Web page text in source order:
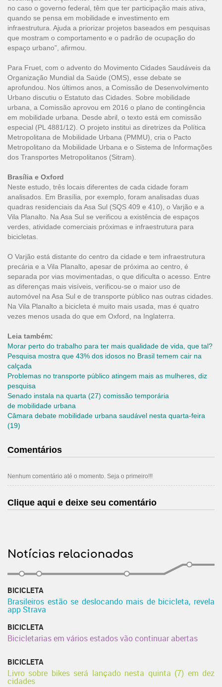
no caso o governo federal, têm que ter participação mais ativa,
quando se pensa em mobilidade e investimento em
infraestrutura. Ajuda a priorizar projetos baseados em pesquisas
que mostram o comportamento e o padrão de ocupação do
espaço urbano”, afirmou.
Para Fruet, com o advento do Movimento Cidades Saudáveis da
Organização Mundial da Saúde (OMS), esse debate se
aprofundou. Nos últimos anos, a Comissão de Desenvolvimento
Urbano discutiu o Estatuto das Cidades. Sobre mobilidade
urbana, a Comissão aprovou em 2016 o plano de contingência
em mobilidade urbana. Desde abril, o texto está em comissão
especial (PL 4881/12). O projeto institui as diretrizes da Política
Metropolitana de Mobilidade Urbana (PMMU), cria o Pacto
Metropolitano da Mobilidade Urbana e o Sistema de Informações
dos Transportes Metropolitanos (Sitram).
Brasília e Oxford
Neste estudo, três locais diferentes de cada cidade foram
analisados. Em Brasília, por exemplo, foram analisadas duas
quadras residenciais da Asa Sul (SQS 409 e 410), o Varjão e a
Vila Planalto. Na Asa Sul se verificou a existência de espaços
verdes, atividade comerciais próximas e infraestrutura para
bicicletas.
O Varjão está distante do centro da cidade e tem infraestrutura
precária e a Vila Planalto, apesar de próxima ao centro, é
separada por vias movimentadas, o que dificulta o acesso. Entre
as diferenças mais visíveis, verificou-se o maior uso de
automóvel na Asa Sul e de transporte público nas outras cidades.
Na Vila Planalto a bicicleta é muito mais usada, mas é quatro
vezes menos usada do que em Oxford, na Inglaterra.
Leia também:
Morar perto do trabalho para ter mais qualidade de vida, que tal?
Pesquisa mostra que 43% dos idosos no Brasil temem cair na
calçada
Problemas no transporte público atingem mais as mulheres, diz
pesquisa
Senado instala na quarta (27) comissão temporária
de mobilidade urbana
Câmara debate mobilidade urbana saudável nesta quarta-feira
(19)
Comentários
Nenhum comentário até o momento. Seja o primeiro!!!
Clique aqui e deixe seu comentário
Notícias relacionadas
BICICLETA
Brasileiros estão se deslocando mais de bicicleta, revela
app Strava
BICICLETA
Bicicletarias em vários estados vão continuar abertas
BICICLETA
Livro sobre bikes será lançado nesta quinta (7) em dez
cidades